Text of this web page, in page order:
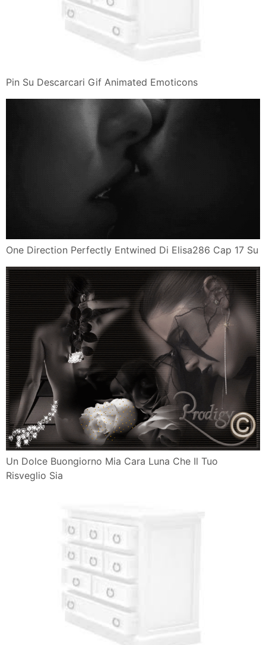
Pin Su Descarcari Gif Animated Emoticons
One Direction Perfectly Entwined Di Elisa286 Cap 17 Su
Un Dolce Buongiorno Mia Cara Luna Che Il Tuo
Risveglio Sia